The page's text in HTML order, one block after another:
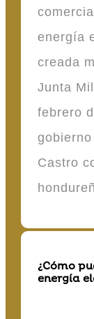
energía
creada
Junta
febrero
Castro
¿Cómo
energía